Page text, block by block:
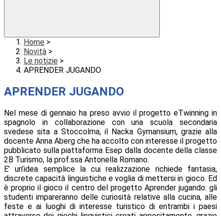
Home >
Novità >
Le notizie >
APRENDER JUGANDO
APRENDER JUGANDO
Nel mese di gennaio ha preso avvio il progetto eTwinning in
spagnolo in collaborazione con una scuola secondaria
svedese sita a Stoccolma, il Nacka Gymansium, grazie alla
docente Anna Aberg che ha accolto con interesse il progetto
pubblicato sulla piattaforma Esep dalla docente della classe
2B Turismo, la prof.ssa Antonella Romano.
E’ un’idea semplice la cui realizzazione richiede fantasia,
discrete capacità linguistiche e voglia di mettersi in gioco. Ed
è proprio il gioco il centro del progetto Aprender jugando: gli
studenti impareranno delle curiosità relative alla cucina, alle
feste e ai luoghi di interesse turistico di entrambi i paesi